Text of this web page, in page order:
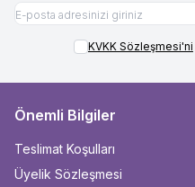
KVKK Sözleşmesi'ni
Önemli Bilgiler
Teslimat Koşulları
Üyelik Sözleşmesi